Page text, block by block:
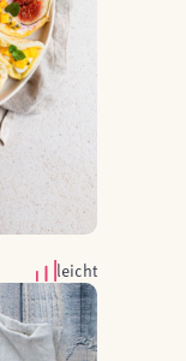
leicht